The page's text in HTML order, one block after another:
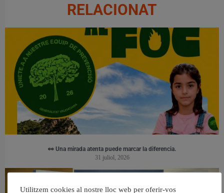
RELACIONAT
👀 Una mirada atenta puede marcar la diferencia.
31 juliol, 2026
Utilitzem cookies al nostre lloc web per oferir-vos